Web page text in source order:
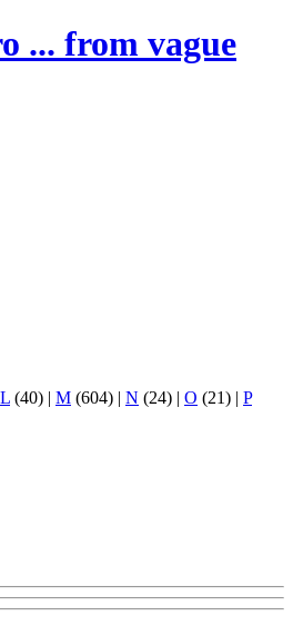
... from vague
L (40) | M (604) | N (24) | O (21) | P